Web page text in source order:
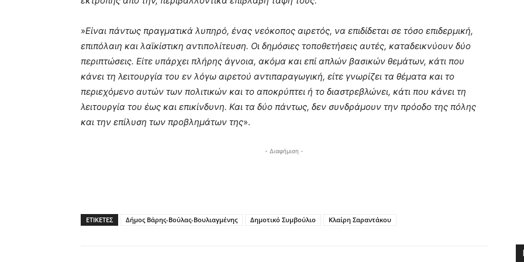
»Είναι πάντως πραγματικά λυπηρό, ένας νεόκοπος αιρετός, να επιδίδεται σε τόσο επιδερμική,
επιπόλαιη και λαϊκίστικη αντιπολίτευση. Οι δημόσιες τοποθετήσεις αυτές, καταδεικνύουν δύο
περιπτώσεις. Είτε υπάρχει πλήρης άγνοια, ακόμα και επί απλών βασικών θεμάτων, κάτι που
κάνει τη λειτουργία του εν λόγω αιρετού αντιπαραγωγική, είτε γνωρίζει τα θέματα και το
περιεχόμενο αυτών των πολιτικών και το αποκρύπτει ή το διαστρεβλώνει, κάτι που κάνει τη
λειτουργία του έως και επικίνδυνη. Και τα δύο πάντως, δεν συνδράμουν την πρόοδο της πόλης
και την επίλυση των προβλημάτων της».
- Διαφήμιση -
ΕΤΙΚΕΤΕΣ Δήμος Βάρης-Βούλας-Βουλιαγμένης Δημοτικό Συμβούλιο Κλαίρη Σαραντάκου